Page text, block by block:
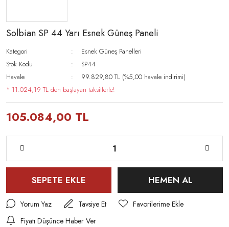
Solbian SP 44 Yarı Esnek Güneş Paneli
Kategori
Esnek Güneş Panelleri
Stok Kodu
SP44
Havale
99.829,80 TL (%5,00 havale indirimi)
* 11.024,19 TL den başlayan taksitlerle!
105.084,00 TL
SEPETE EKLE HEMEN AL
Yorum Yaz
Tavsiye Et
Fiyatı Düşünce Haber Ver